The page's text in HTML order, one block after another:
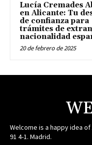
Lucía Cremades
en Alicante: Tu
de confianza para
trámites de
nacionalidad
20 de febrero de 2025
Welcome is a happy idea of
91 4-1. Madrid.